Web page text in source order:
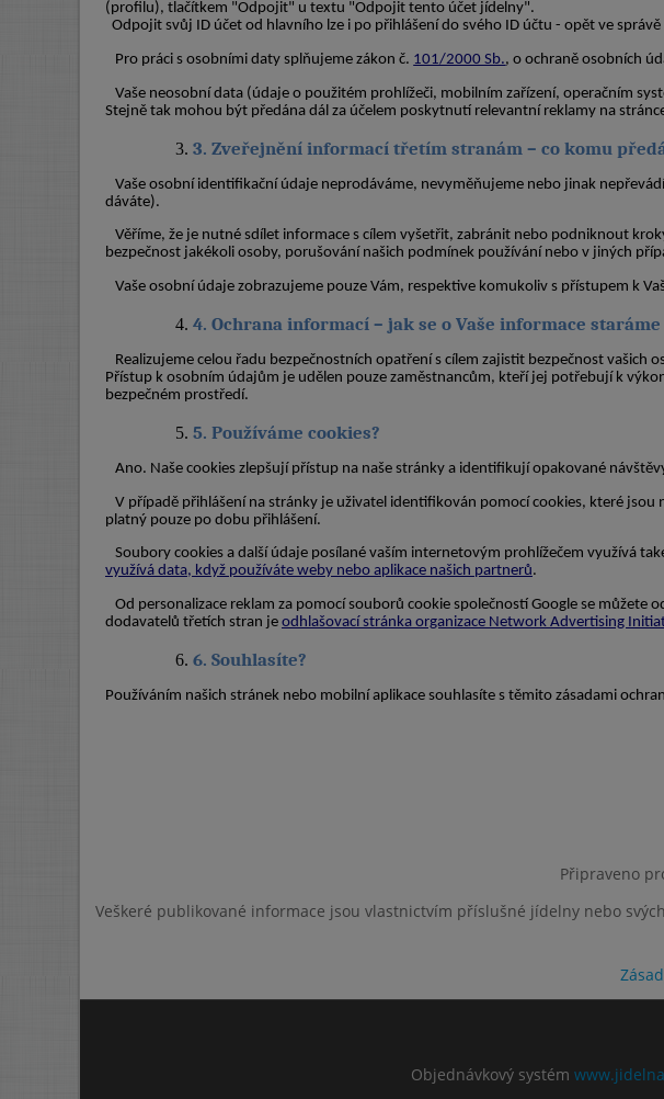
Připraveno
Veškeré publikované informace jsou vlastnictvím příslušné jídelny nebo
Objednávkový systém